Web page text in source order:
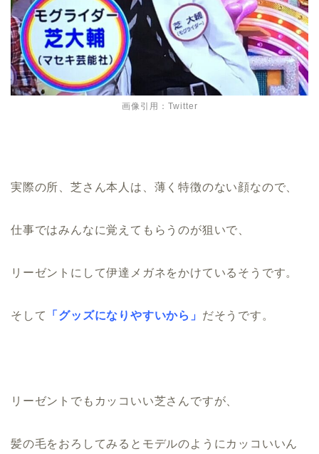
画像引用：Twitter
実際の所、芝さん本人は、薄く特徴のない顔なので、
仕事ではみんなに覚えてもらうのが狙いで、
リーゼントにして伊達メガネをかけているそうです。
そして 「グッズになりやすいから」 だそうです。
リーゼントでもカッコいい芝さんですが、
髪の毛をおろしてみるとモデルのようにカッコいいん